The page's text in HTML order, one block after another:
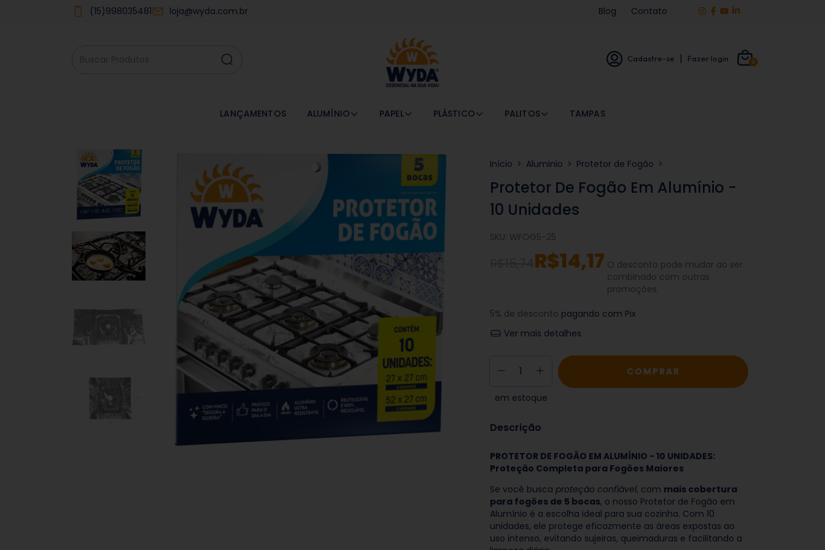
(15)998035481 loja@wyda.com.br Blog Contato
Cadastre-se | Fazer login 0
LANÇAMENTOS ALUMÍNIO PAPEL PLÁSTICO PALITOS TAMPAS
Início > Aluminio > Protetor de Fogão >
Protetor De Fogão Em Alumínio -
10 Unidades
SKU: WFOG5-25
R$14,17 O desconto pode mudar ao ser
combinado com outras
promoções.
5% de desconto pagando com Pix
Ver mais detalhes
em estoque
Descrição
PROTETOR DE FOGÃO EM ALUMÍNIO - 10 UNIDADES:
Proteção Completa para Fogões Maiores
Se você busca proteção confiável, com mais cobertura
para fogões de 5 bocas, o nosso Protetor de Fogão em
Alumínio é a escolha ideal para sua cozinha. Com 10
unidades, ele protege eficazmente as áreas expostas ao
uso intenso, evitando sujeiras, queimaduras e facilitando a